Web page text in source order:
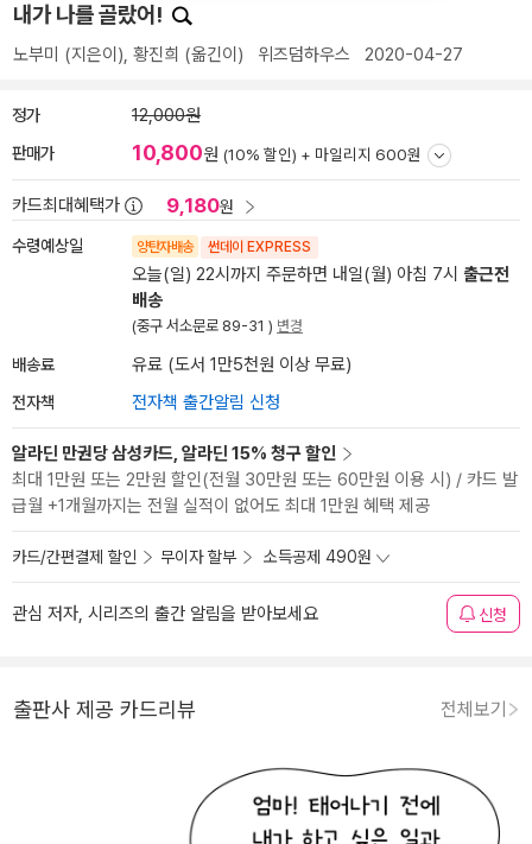
내가 나를 골랐어!
노부미 (지은이), 황진희 (옮긴이) 위즈덤하우스 2020-04-27
정가 12,000원
판매가 10,800원 (10% 할인) + 마일리지 600원
카드최대혜택가 9,180원
수령예상일 양탄자배송 썬데이 EXPRESS
오늘(일) 22시까지 주문하면 내일(월) 아침 7시 출근전
배송
(중구 서소문로 89-31 ) 변경
배송료 유료 (도서 1만5천원 이상 무료)
전자책 전자책 출간알림 신청
알라딘 만권당 삼성카드, 알라딘 15% 청구 할인
최대 1만원 또는 2만원 할인(전월 30만원 또는 60만원 이용 시) / 카드 발
급월 +1개월까지는 전월 실적이 없어도 최대 1만원 혜택 제공
카드/간편결제 할인 무이자 할부 소득공제 490원
관심 저자, 시리즈의 출간 알림을 받아보세요 신청
출판사 제공 카드리뷰 전체보기